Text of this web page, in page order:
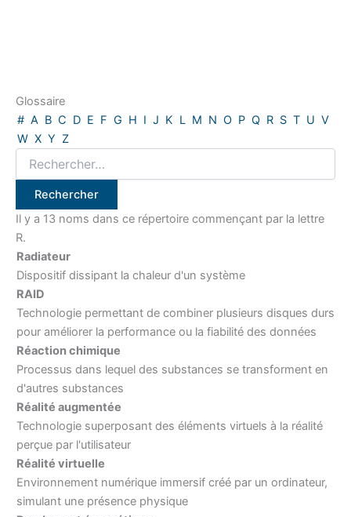
Glossaire
# A B C D E F G H I J K L M N O P Q R S T U V
W X Y Z
Il y a 13 noms dans ce répertoire commençant par la lettre
R.
Radiateur
Dispositif dissipant la chaleur d'un système
RAID
Technologie permettant de combiner plusieurs disques durs
pour améliorer la performance ou la fiabilité des données
Réaction chimique
Processus dans lequel des substances se transforment en
d'autres substances
Réalité augmentée
Technologie superposant des éléments virtuels à la réalité
perçue par l'utilisateur
Réalité virtuelle
Environnement numérique immersif créé par un ordinateur,
simulant une présence physique